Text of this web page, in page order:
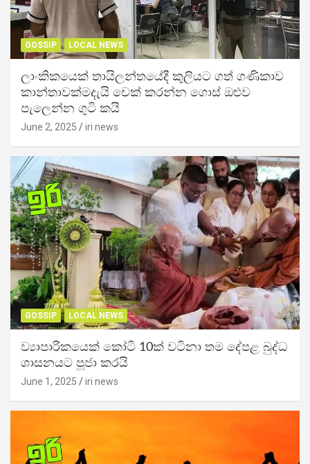
GOSSIP LOCAL NEWS
ලාංකිකයෙක් තායිලන්තයේදී කුලියට ගත් ගණිකාව
කාන්තාවක්මදැයි චෙක් කරන්න ගොස් ඔළුව
පැලෙන්න ගුටි කයි
June 2, 2025 iri news
GOSSIP LOCAL NEWS
ව්‍යාපාරිකයෙක් කෝටි 10ක් වටිනා තම දේපළ බුද්ධ
ශාසනයට පූජා කරයි
June 1, 2025 iri news